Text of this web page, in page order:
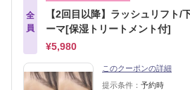
全
員
【2回目以降】ラッシュリフト/
ーマ[保湿トリートメント付]
¥5,980
このクーポンの詳細
提示条件： 予約時